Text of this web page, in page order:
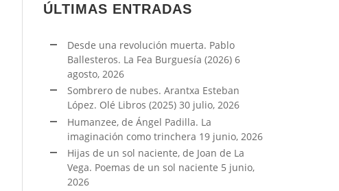
ÚLTIMAS ENTRADAS
Desde una revolución muerta. Pablo
Ballesteros. La Fea Burguesía (2026) 6
agosto, 2026
Sombrero de nubes. Arantxa Esteban
López. Olé Libros (2025) 30 julio, 2026
Humanzee, de Ángel Padilla. La
imaginación como trinchera 19 junio, 2026
Hijas de un sol naciente, de Joan de La
Vega. Poemas de un sol naciente 5 junio,
2026